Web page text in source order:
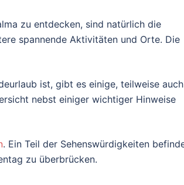
zu entdecken, sind natürlich die
spannende Aktivitäten und Orte. Die
ist, gibt es einige, teilweise auch
nebst einiger wichtiger Hinweise
. Ein Teil der Sehenswürdigkeiten
zu überbrücken.